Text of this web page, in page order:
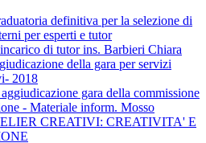
definitiva per la selezione di
per esperti e tutor
di tutor ins. Barbieri Chiara
della gara per servizi
2018
gara della commissione
- Materiale inform. Mosso
CREATIVI: CREATIVITA' E